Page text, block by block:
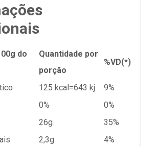
do
Quantidade por
porção
%VD(*)
125 kcal=643 kj
9%
0%
0%
26g
35%
2,3g
4%